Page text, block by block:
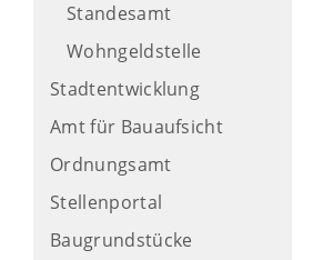
Standesamt
Wohngeldstelle
Stadtentwicklung
Amt für Bauaufsicht
Ordnungsamt
Stellenportal
Baugrundstücke